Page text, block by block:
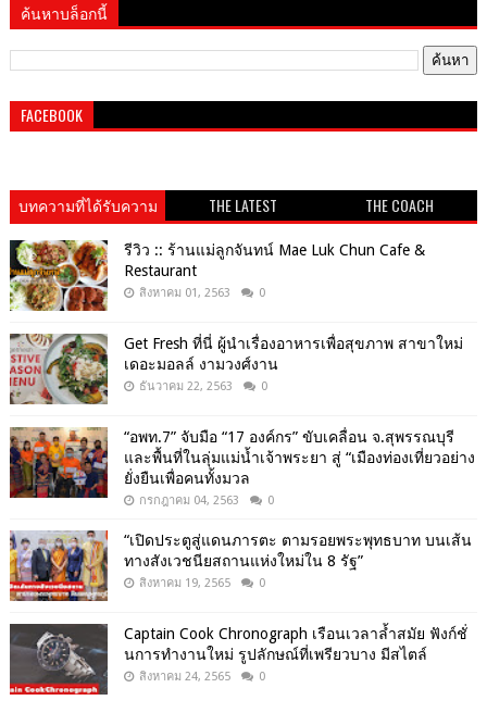
ค้นหาบล็อกนี้
FACEBOOK
บทความที่ได้รับความ
นิยม
THE LATEST THE COACH
รีวิว :: ร้านแม่ลูกจันทน์ Mae Luk Chun Cafe &
Restaurant
สิงหาคม 01, 2563 0
Get​ Fresh​ ที่นี่ ผู้นำเรื่องอาหารเพื่อสุขภาพ​ สาขาใหม่
เดอะมอลล์ งามวงศ์งาน
ธันวาคม 22, 2563 0
“อพท.7” จับมือ “17 องค์กร” ขับเคลื่อน จ.สุพรรณบุรี
และพื้นที่ในลุ่มแม่น้ำเจ้าพระยา สู่ “เมืองท่องเที่ยวอย่าง
ยั่งยืนเพื่อคนทั้งมวล
กรกฎาคม 04, 2563 0
“เปิดประตูสู่แดนภารตะ ตามรอยพระพุทธบาท บนเส้น
ทางสังเวชนียสถานแห่งใหม่ใน 8 รัฐ”
สิงหาคม 19, 2565 0
Captain Cook Chronograph เรือนเวลาล้ำสมัย ฟังก์ชั่
นการทำงานใหม่ รูปลักษณ์ที่เพรียวบาง มีสไตล์
สิงหาคม 24, 2565 0